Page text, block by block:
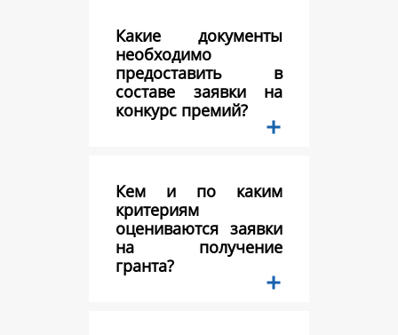
Какие документы
необходимо
предоставить в
составе заявки на
конкурс премий?
Кем и по каким
критериям
оцениваются заявки
на получение
гранта?